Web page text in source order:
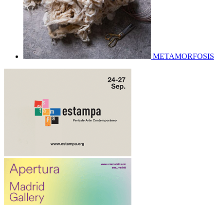
METAMORFOSIS